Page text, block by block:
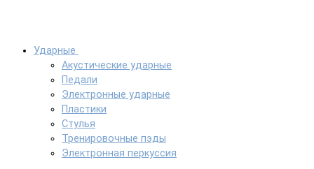
Ударные
Акустические ударные
Педали
Электронные ударные
Пластики
Стулья
Тренировочные пэды
Электронная перкуссия